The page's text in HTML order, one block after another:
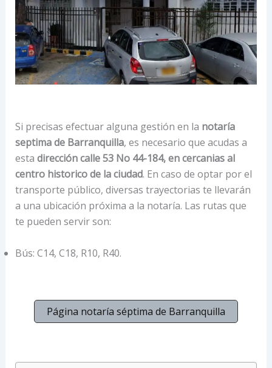
Si precisas efectuar alguna gestión en la notaría
septima de Barranquilla, es necesario que acudas a
esta dirección calle 53 No 44-184, en cercanias al
centro historico de la ciudad. En caso de optar por el
transporte público, diversas trayectorias te llevarán
a una ubicación próxima a la notaría. Las rutas que
te pueden servir son:
Bús: C14, C18, R10, R40.
Página notaría séptima de Barranquilla